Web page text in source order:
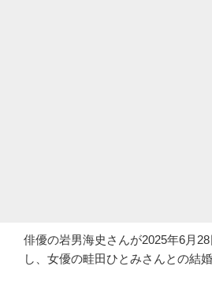
俳優の岩男海史さんが2025年6月
し、女優の畦田ひとみさんとの結